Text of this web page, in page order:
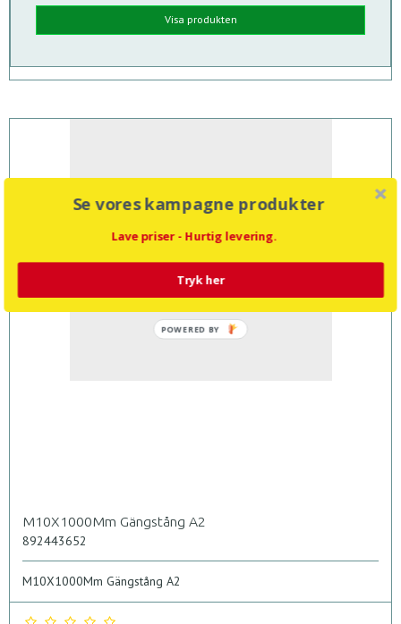
Visa produkten
M10X1000Mm Gängstång A2
892443652
M10X1000Mm Gängstång A2
Se vores kampagne produkter
Lave priser - Hurtig levering.
Tryk her
POWERED BY